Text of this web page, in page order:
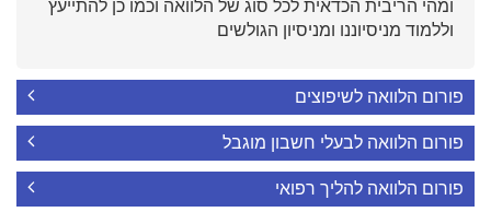
ומהי הריבית הכדאית לכל סוג של הלוואה וכמו כן להתייעץ
וללמוד מניסיוננו ומניסיון הגולשים
פורום הלוואה לשיפוצים
פורום הלוואה לבעלי חשבון מוגבל
פורום הלוואה להליך רפואי